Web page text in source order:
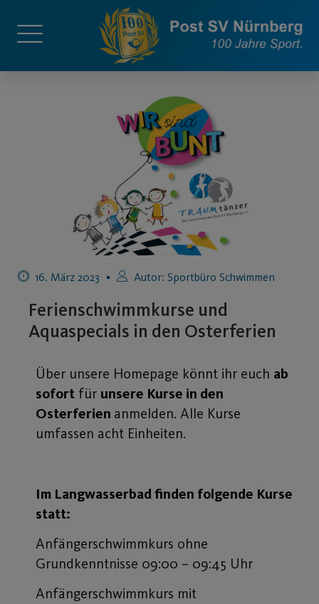
16. März 2023 Autor: Sportbüro Schwimmen
Ferienschwimmkurse und
Aquaspecials in den Osterferien
Über unsere Homepage könnt ihr euch ab
sofort für unsere Kurse in den
Osterferien anmelden. Alle Kurse
umfassen acht Einheiten.
Im Langwasserbad finden folgende Kurse
statt:
Anfängerschwimmkurs ohne
Grundkenntnisse 09:00 – 09:45 Uhr
Anfängerschwimmkurs mit